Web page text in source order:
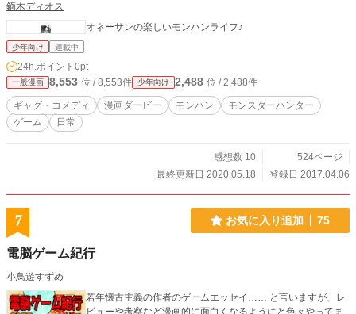
鏑木ディオス
オネーサンの楽しいモンハンライフ♪
少年向け 連載中
24h.ポイント 0pt
一般漫画 8,553 位 / 8,553件 少年向け 2,488 位 / 2,488件
ギャグ・コメディ 漫画ダービー モンハン
モンスターハンター
ゲーム
日常
感想数 10
524ページ
最終更新日 2020.05.18
登録日 2017.04.06
7 お気に入り追加 75
電脳ゲーム紀行
小鳥遊すずめ
若年懐古主義の作者のゲームエッセイ…… と言いますが、レ
ビューや考察など漫画的に面白くなるようにと色々やってま